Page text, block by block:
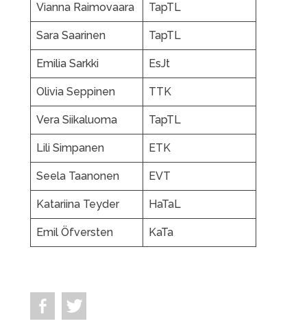
Vianna Raimovaara TapTL
Sara Saarinen TapTL
Emilia Sarkki EsJt
Olivia Seppinen TTK
Vera Siikaluoma TapTL
Lili Simpanen ETK
Seela Taanonen EVT
Katariina Teyder HaTaL
Emil Öfversten KaTa